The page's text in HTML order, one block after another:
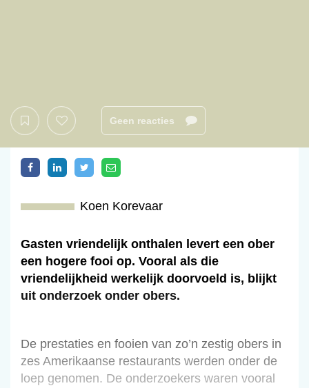
Geen reacties
Koen Korevaar
Gasten vriendelijk onthalen levert een ober
een hogere fooi op. Vooral als die
vriendelijkheid werkelijk doorvoeld is, blijkt
uit onderzoek onder obers.
De prestaties en fooien van zo’n zestig obers in
zes Amerikaanse restaurants werden onder de
loep genomen. De onderzoekers waren vooral